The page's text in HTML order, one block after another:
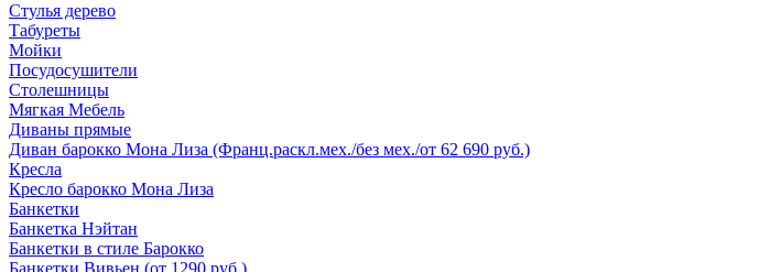
Стулья дерево
Табуреты
Мойки
Посудосушители
Столешницы
Мягкая Мебель
Диваны прямые
Диван барокко Мона Лиза (Франц.раскл.мех./без мех./от 62 690 руб.)
Кресла
Кресло барокко Мона Лиза
Банкетки
Банкетка Нэйтан
Банкетки в стиле Барокко
Банкетки Вивьен (от 1290 руб.)